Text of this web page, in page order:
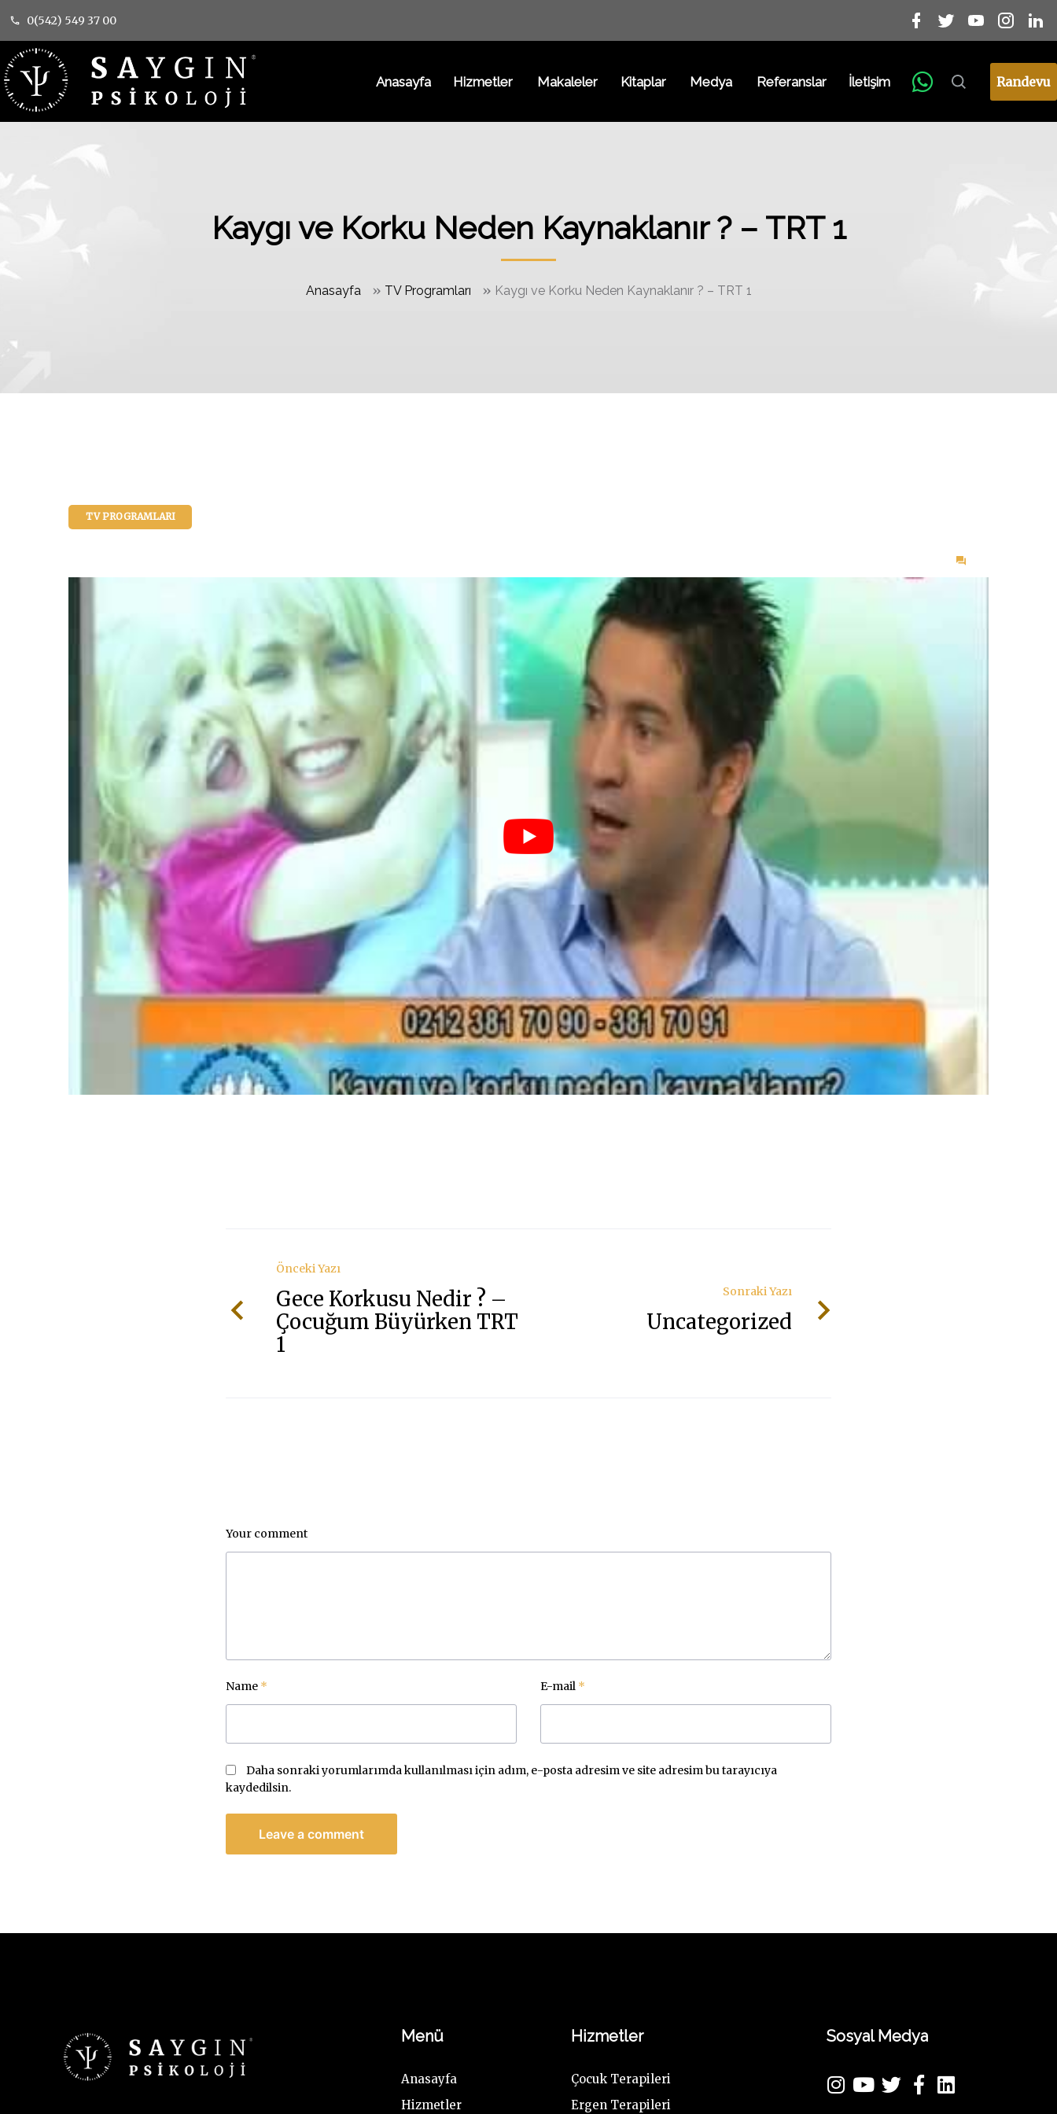
0(542) 549 37 00
Anasayfa Hizmetler Makaleler Kitaplar Medya Referanslar İletişim Randevu
Kaygı ve Korku Neden Kaynaklanır ? – TRT 1
Anasayfa » TV Programları » Kaygı ve Korku Neden Kaynaklanır ? – TRT 1
TV PROGRAMLARI
Önceki Yazı
Gece Korkusu Nedir ? –
Çocuğum Büyürken TRT
1
Sonraki Yazı
Uncategorized
Your comment
Name * E-mail *
Daha sonraki yorumlarımda kullanılması için adım, e-posta adresim ve site adresim bu tarayıcıya
kaydedilsin.
Menü
Anasayfa
Hizmetler
Hizmetler
Çocuk Terapileri
Ergen Terapileri
Sosyal Medya